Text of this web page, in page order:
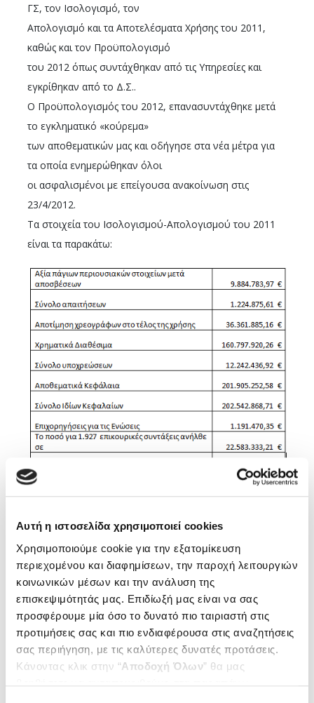
Αυτή η ιστοσελίδα χρησιμοποιεί cookies
Χρησιμοποιούμε cookie για την εξατομίκευση
περιεχομένου και διαφημίσεων, την παροχή λειτουργιών
κοινωνικών μέσων και την ανάλυση της
επισκεψιμότητάς μας. Επιδίωξή μας είναι να σας
προσφέρουμε μία όσο το δυνατό πιο ταιριαστή στις
προτιμήσεις σας και πιο ενδιαφέρουσα στις αναζητήσεις
σας περιήγηση, με τις καλύτερες δυνατές προτάσεις.
Κάνοντας κλικ στην “Αποδοχή Όλων” θα μας
ΓΣ, τον Ισολογισμό, τον
Απολογισμό και τα Αποτελέσματα Χρήσης του 2011,
καθώς και τον Προϋπολογισμό
του 2012 όπως συντάχθηκαν από τις Υπηρεσίες και
εγκρίθηκαν από το Δ.Σ..
Ο Προϋπολογισμός του 2012, επανασυντάχθηκε μετά
το εγκληματικό «κούρεμα»
των αποθεματικών μας και οδήγησε στα νέα μέτρα για
τα οποία ενημερώθηκαν όλοι
οι ασφαλισμένοι με επείγουσα ανακοίνωση στις
23/4/2012.
Τα στοιχεία του Ισολογισμού-Απολογισμού του 2011
είναι τα παρακάτω:
ΑΝΑΛΥΣΗ ΤΟΥ ΕΛΛΕΙΜΜΑΤΟΣ 2011
Τα Καθαρά Αποτελέσματα από την χρήση 2011
διαμορφώθηκαν στο ποσό των
-22.535.754,42 €, έλλειμμα το οποίο, όπως και το
προηγούμενο έτος, οφείλεται
κυρίως:
1. Στη μείωση των εσόδων κατά 12.210.307,60 €,
ποσοστό 21,20%, σε σχέση με το